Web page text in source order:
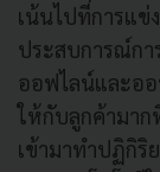
เน้นไปที่การแข่
ประสบการณ์กา
ออฟไลน์และออ
ให้กับลูกค้ามาก
เข้ามาทำปฏิกิริ